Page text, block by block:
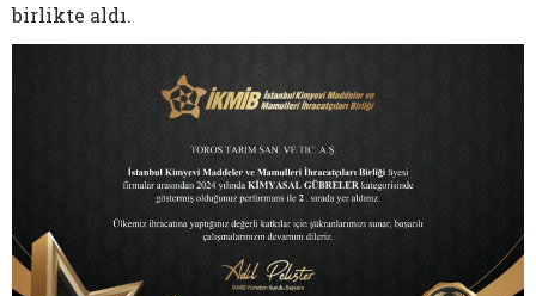
birlikte aldı.